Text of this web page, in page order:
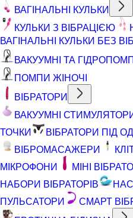
ВАГІНАЛЬНІ КУЛЬКИ
КУЛЬКИ З ВІБРАЦІЄЮ
ВАГІНАЛЬНІ КУЛЬКИ БЕЗ
ВАКУУМНІ ТА
ПОМПИ ЖІНОЧІ
ВІБРАТОРИ
ВАКУУМНІ
ТОЧКИ
ВІБРАТОРИ ПІД
ВІБРОМАСАЖЕРИ
МІКРОФОНИ
МІНІ
НАБОРИ ВІБРАТОРІВ
ПУЛЬСАТОРИ
СМАРТ